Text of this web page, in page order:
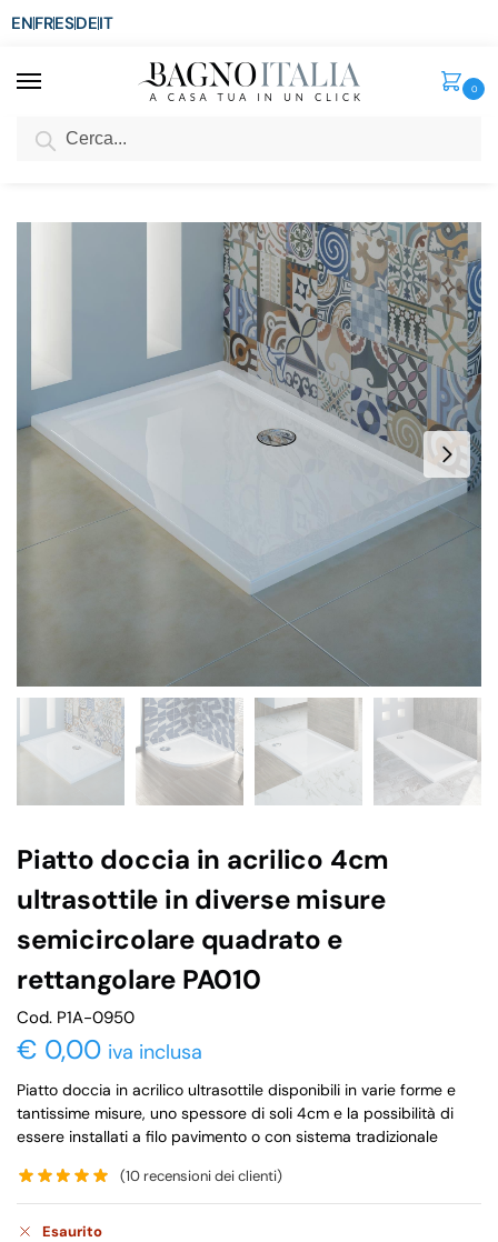
ENFRESDEIT
0
SCONTO del 3%
Piatto doccia in acrilico 4cm
ultrasottile in diverse misure
semicircolare quadrato e
rettangolare PA010
Cod. P1A-0950
€ 0,00 iva inclusa
Piatto doccia in acrilico ultrasottile disponibili in varie forme e
tantissime misure, uno spessore di soli 4cm e la possibilità di
essere installati a filo pavimento o con sistema tradizionale
(10 recensioni dei clienti)
Esaurito